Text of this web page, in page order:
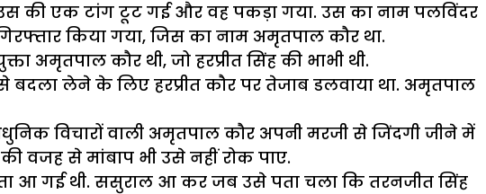
की एक टांग टूट गई और वह पकड़ा गया. उस का नाम पलविंदर
किया गया, जिस का नाम अमृतपाल कौर था.
अमृतपाल कौर थी, जो हरप्रीत सिंह की भाभी थी.
लेने के लिए हरप्रीत कौर पर तेजाब डलवाया था. अमृतपाल
विचारों वाली अमृतपाल कौर अपनी मरजी से जिंदगी जीने में
वजह से मांबाप भी उसे नहीं रोक पाए.
आ गई थी. ससुराल आ कर जब उसे पता चला कि तरनजीत सिंह